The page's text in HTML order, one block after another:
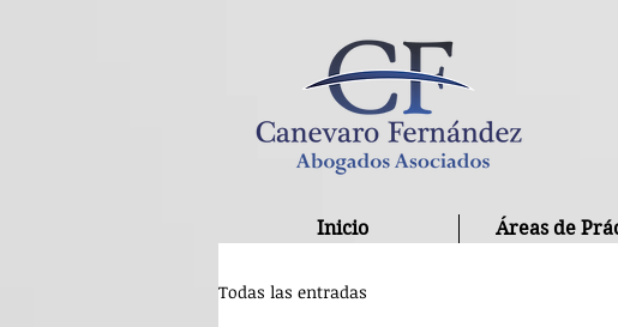
Inicio Áreas de
Todas las entradas